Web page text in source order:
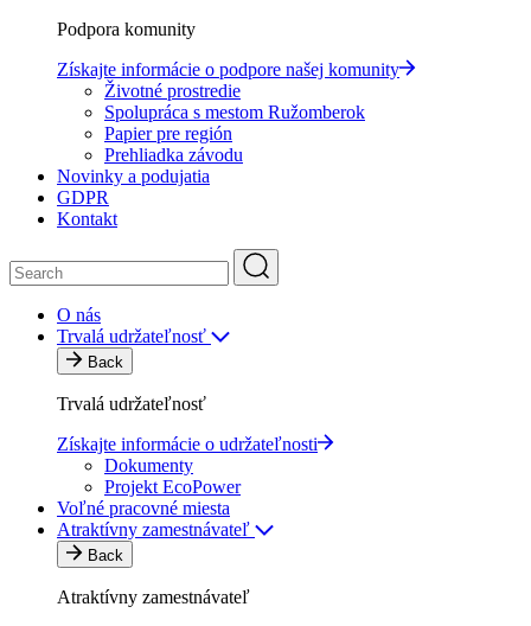
Podpora komunity
Získajte informácie o podpore našej komunity
Životné prostredie
Spolupráca s mestom Ružomberok
Papier pre región
Prehliadka závodu
Novinky a podujatia
GDPR
Kontakt
O nás
Trvalá udržateľnosť
Back
Trvalá udržateľnosť
Získajte informácie o udržateľnosti
Dokumenty
Projekt EcoPower
Voľné pracovné miesta
Atraktívny zamestnávateľ
Back
Atraktívny zamestnávateľ